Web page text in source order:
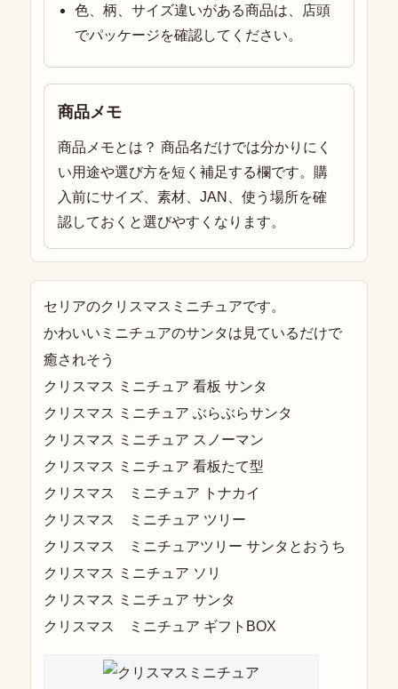
色、柄、サイズ違いがある商品は、店頭
でパッケージを確認してください。
商品メモ
商品メモとは？ 商品名だけでは分かりにく
い用途や選び方を短く補足する欄です。購
入前にサイズ、素材、JAN、使う場所を確
認しておくと選びやすくなります。
セリアのクリスマスミニチュアです。
かわいいミニチュアのサンタは見ているだけで
癒されそう
クリスマス ミニチュア 看板 サンタ
クリスマス ミニチュア ぶらぶらサンタ
クリスマス ミニチュア スノーマン
クリスマス ミニチュア 看板たて型
クリスマス ミニチュア トナカイ
クリスマス ミニチュア ツリー
クリスマス ミニチュアツリー サンタとおうち
クリスマス ミニチュア ソリ
クリスマス ミニチュア サンタ
クリスマス ミニチュア ギフトBOX